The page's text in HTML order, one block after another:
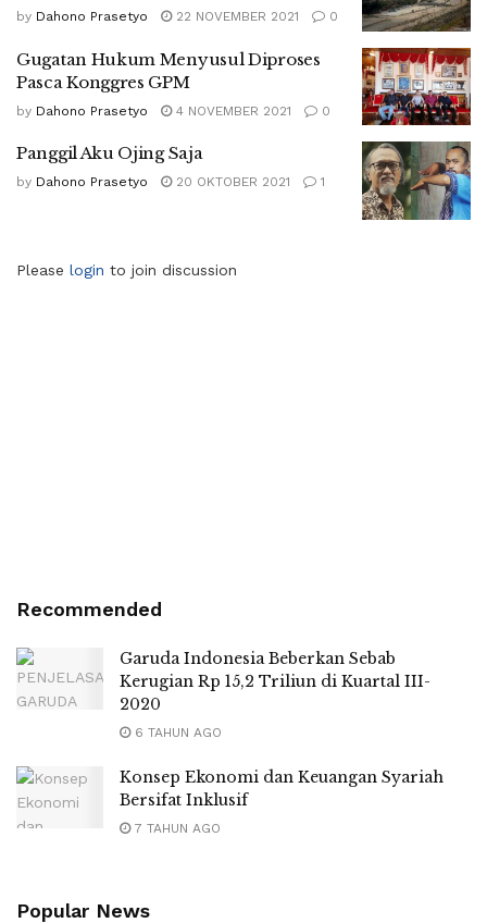
by Dahono Prasetyo 22 NOVEMBER 2021 0
Gugatan Hukum Menyusul Diproses
Pasca Konggres GPM
by Dahono Prasetyo 4 NOVEMBER 2021 0
Panggil Aku Ojing Saja
by Dahono Prasetyo 20 OKTOBER 2021 1
Please login to join discussion
Recommended
Garuda Indonesia Beberkan Sebab
Kerugian Rp 15,2 Triliun di Kuartal III-
2020
6 TAHUN AGO
Konsep Ekonomi dan Keuangan Syariah
Bersifat Inklusif
7 TAHUN AGO
Popular News